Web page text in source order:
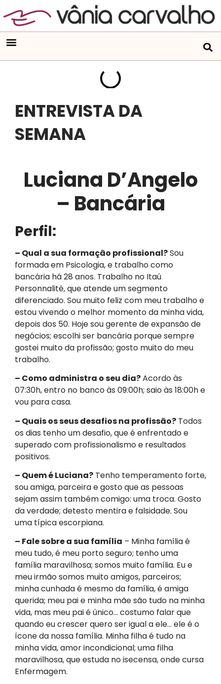
ENTREVISTA DA
SEMANA
​Luciana D’Angelo
– Bancária
Perfil:
– Qual a sua formação profissional?Sou
formada em Psicologia, e trabalho como
bancária há 28 anos. Trabalho no Itaú
Personnalité, que atende um segmento
diferenciado. Sou muito feliz com meu trabalho e
estou vivendo o melhor momento da minha vida,
depois dos 50. Hoje sou gerente de expansão de
negócios; escolhi ser bancária porque sempre
gostei muito da profissão; gosto muito do meu
trabalho.
– Como administra o seu dia?Acordo às
07:30h, entro no banco às 09:00h; saio às 18:00h e
vou para casa.
– Quais os seus desafios na profissão? Todos
os dias tenho um desafio, que é enfrentado e
superado com profissionalismo e resultados
positivos.
– Quem é Luciana? Tenho temperamento forte,
sou amiga, parceira e gosto que as pessoas
sejam assim também comigo: uma troca. Gosto
da verdade; detesto mentira e falsidade. Sou
uma típica escorpiana.
– Fale sobre a sua família – Minha família é
meu tudo, é meu porto seguro; tenho uma
família maravilhosa; somos muito família. Eu e
meu irmão somos muito amigos, parceiros;
minha cunhada é mesmo da família, é amiga
querida; meu pai e minha mãe são tudo na minha
vida, mas meu pai é único… costumo falar que
quando eu crescer quero ser igual a ele… ele é o
ícone da nossa família. Minha filha é tudo na
minha vida, amor incondicional; uma filha
maravilhosa, que estuda no isecensa, onde cursa
Enfermagem.